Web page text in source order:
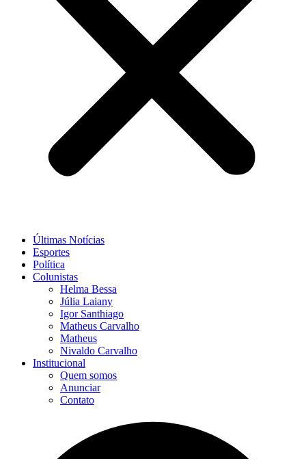
Últimas Notícias
Esportes
Política
Colunistas
Helma Bessa
Júlia Laiany
Igor Santhiago
Matheus Carvalho
Matheus
Nivaldo Carvalho
Institucional
Quem somos
Anunciar
Contato